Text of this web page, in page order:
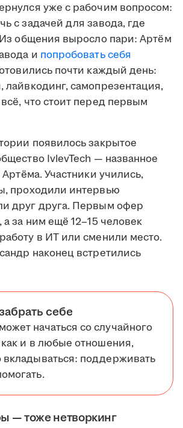
уже с рабочим вопросом:
с задачей для завода, где
Из общения выросло пари: Артём
и попробовать себя
почти каждый день:
лайвкодинг, самопрезентация,
что стоит перед первым
появилось закрытое
IvlevTech — названное
Артёма. Участники учились,
проходили интервью
друг друга. Первым офер
за ним ещё 12–15 человек
в ИТ или сменили место.
наконец встретились
себе
начаться со случайного
и в любые отношения,
вкладываться: поддерживать
— тоже нетворкинг